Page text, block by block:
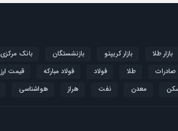
بازار طلا بازار کریپتو بازنشستگان بانک مرکزی
صادرات طلا فولاد فولاد مبارکه قیمت ارز
معدن نفت هراز هواشناسی